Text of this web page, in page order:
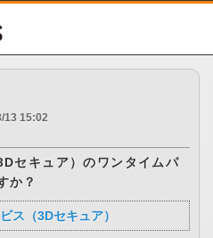
13 15:02
セキュア）のワンタイムパ
か？
ス（3Dセキュア）